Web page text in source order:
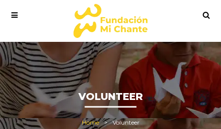
VOLUNTEER
Home Volunteer